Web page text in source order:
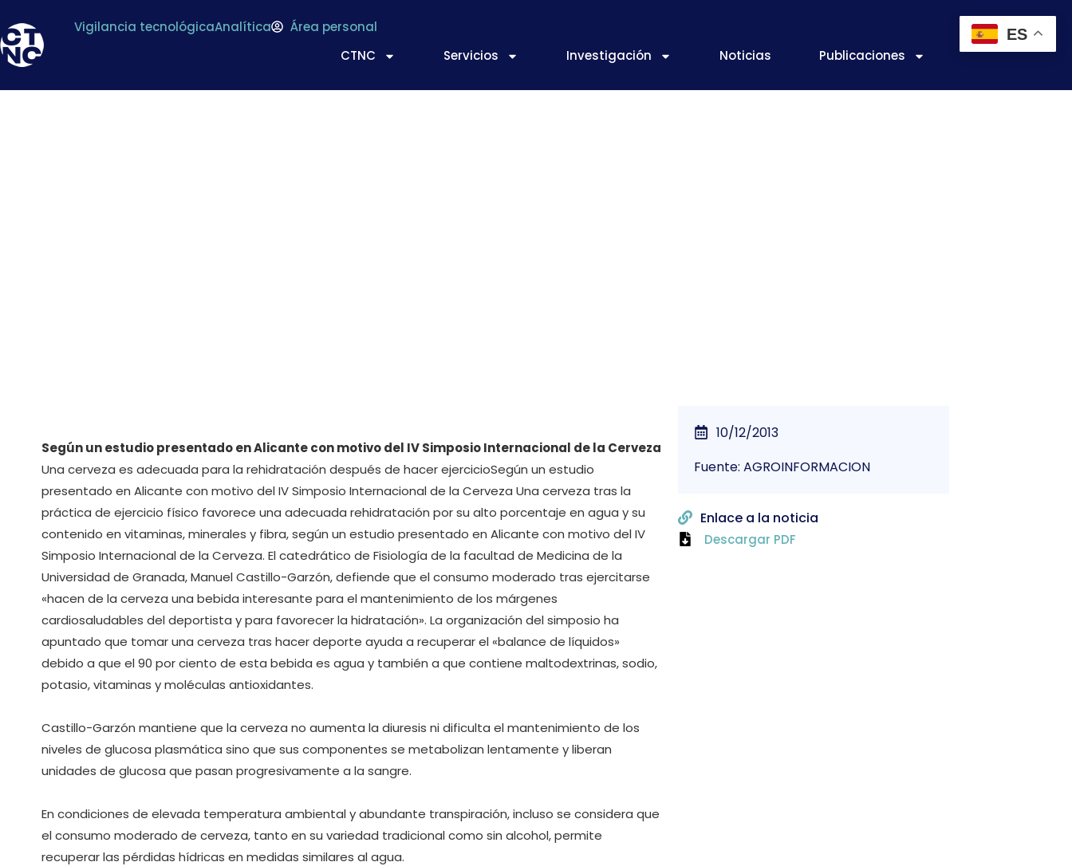
Vigilancia tecnológicaAnalítica
Área personal
CTNC
Servicios Investigación Noticias Publicaciones
Según un estudio presentado en Alicante con motivo del IV Simposio Internacional de la Cerveza
Una cerveza es adecuada para la rehidratación después de hacer ejercicioSegún un estudio
presentado en Alicante con motivo del IV Simposio Internacional de la Cerveza Una cerveza tras la
práctica de ejercicio físico favorece una adecuada rehidratación por su alto porcentaje en agua y su
contenido en vitaminas, minerales y fibra, según un estudio presentado en Alicante con motivo del IV
Simposio Internacional de la Cerveza. El catedrático de Fisiología de la facultad de Medicina de la
Universidad de Granada, Manuel Castillo-Garzón, defiende que el consumo moderado tras ejercitarse
«hacen de la cerveza una bebida interesante para el mantenimiento de los márgenes
cardiosaludables del deportista y para favorecer la hidratación». La organización del simposio ha
apuntado que tomar una cerveza tras hacer deporte ayuda a recuperar el «balance de líquidos»
debido a que el 90 por ciento de esta bebida es agua y también a que contiene maltodextrinas, sodio,
potasio, vitaminas y moléculas antioxidantes.
Castillo-Garzón mantiene que la cerveza no aumenta la diuresis ni dificulta el mantenimiento de los
niveles de glucosa plasmática sino que sus componentes se metabolizan lentamente y liberan
unidades de glucosa que pasan progresivamente a la sangre.
En condiciones de elevada temperatura ambiental y abundante transpiración, incluso se considera que
el consumo moderado de cerveza, tanto en su variedad tradicional como sin alcohol, permite
recuperar las pérdidas hídricas en medidas similares al agua.
10/12/2013
Fuente: AGROINFORMACION
Enlace a la noticia
Descargar PDF
ES